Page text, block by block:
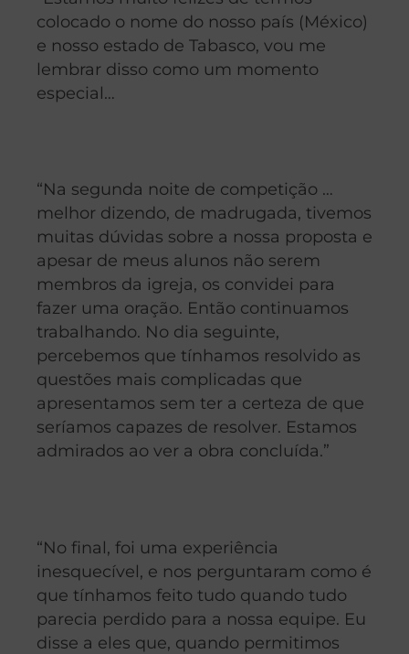
colocado o nome do nosso país (México)
e nosso estado de Tabasco, vou me
lembrar disso como um momento
especial…
“Na segunda noite de competição …
melhor dizendo, de madrugada, tivemos
muitas dúvidas sobre a nossa proposta e
apesar de meus alunos não serem
membros da igreja, os convidei para
fazer uma oração. Então continuamos
trabalhando. No dia seguinte,
percebemos que tínhamos resolvido as
questões mais complicadas que
apresentamos sem ter a certeza de que
seríamos capazes de resolver. Estamos
admirados ao ver a obra concluída.”
“No final, foi uma experiência
inesquecível, e nos perguntaram como é
que tínhamos feito tudo quando tudo
parecia perdido para a nossa equipe. Eu
disse a eles que, quando permitimos